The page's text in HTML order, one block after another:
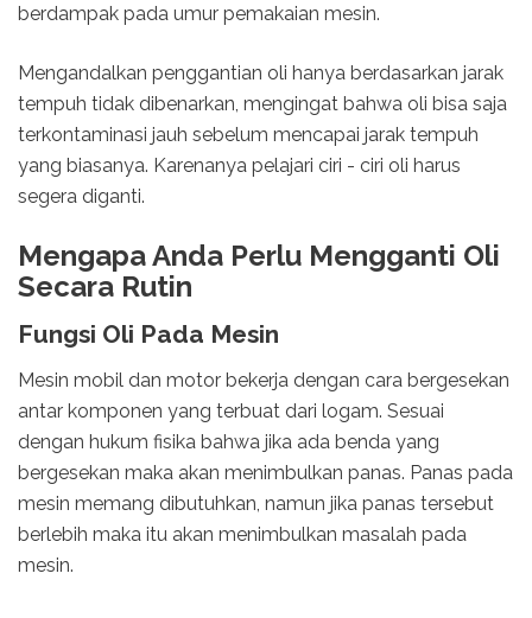
berdampak pada umur pemakaian mesin.
Mengandalkan penggantian oli hanya berdasarkan jarak
tempuh tidak dibenarkan, mengingat bahwa oli bisa saja
terkontaminasi jauh sebelum mencapai jarak tempuh
yang biasanya. Karenanya pelajari ciri - ciri oli harus
segera diganti.
Mengapa Anda Perlu Mengganti Oli
Secara Rutin
Fungsi Oli Pada Mesin
Mesin mobil dan motor bekerja dengan cara bergesekan
antar komponen yang terbuat dari logam. Sesuai
dengan hukum fisika bahwa jika ada benda yang
bergesekan maka akan menimbulkan panas. Panas pada
mesin memang dibutuhkan, namun jika panas tersebut
berlebih maka itu akan menimbulkan masalah pada
mesin.